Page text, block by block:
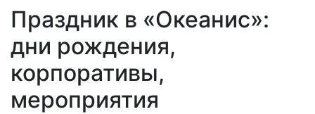
Праздник в «Океанис»:
дни рождения,
корпоративы,
мероприятия